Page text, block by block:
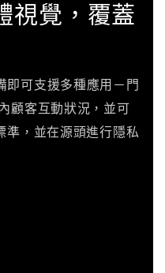
視覺，覆蓋
即可支援多種應用－門
顧客互動狀況，並可
準，並在源頭進行隱私